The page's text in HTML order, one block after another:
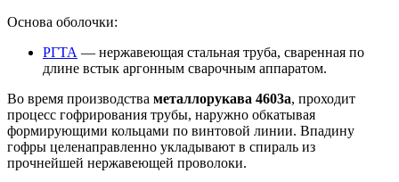
Основа оболочки:
РГТА — нержавеющая стальная труба, сваренная по
длине встык аргонным сварочным аппаратом.
Во время производства металлорукава 4603a, проходит
процесс гофрирования трубы, наружно обкатывая
формирующими кольцами по винтовой линии. Впадину
гофры целенаправленно укладывают в спираль из
прочнейшей нержавеющей проволоки.